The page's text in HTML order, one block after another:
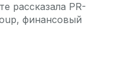
рассказала PR-
финансовый